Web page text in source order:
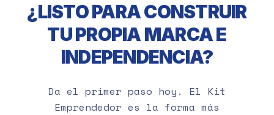
¿LISTO PARA CONSTRUIR
TU PROPIA MARCA E
INDEPENDENCIA?
Da el primer paso hoy. El Kit
Emprendedor es la forma más